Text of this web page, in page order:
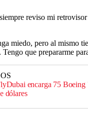
reviso mi
miedo, pero al mismo
Tengo que prepararme
encarga 75
dólares